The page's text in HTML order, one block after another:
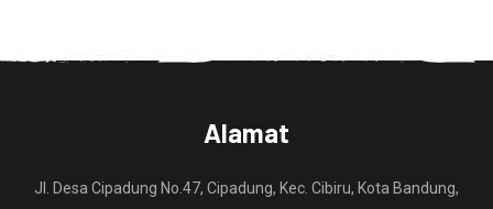
Alamat
Jl. Desa Cipadung No.47, Cipadung, Kec. Cibiru, Kota Bandung,